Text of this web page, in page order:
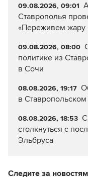
09.08.2026, 09:01
Ставрополья
«Переживем жару
09.08.2026, 08:00
политике из
в Сочи
08.08.2026, 19:17
в
08.08.2026, 18:53
столкнуться с
Эльбруса
Следите за